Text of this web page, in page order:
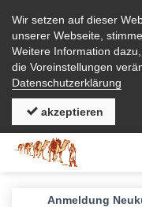
Wir setzen auf dieser
unserer Webseite,
Weitere Information
die Voreinstellungen
Datenschutzerklärung
akzeptieren
Anmeldung